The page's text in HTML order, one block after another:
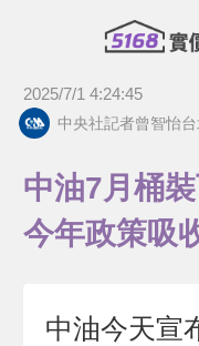
2025/7/1 4:24:45
中央社記者曾智怡
中油7月桶
今年政策吸
中油今天宣